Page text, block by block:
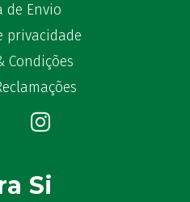
de Envio
privacidade
Condições
Si